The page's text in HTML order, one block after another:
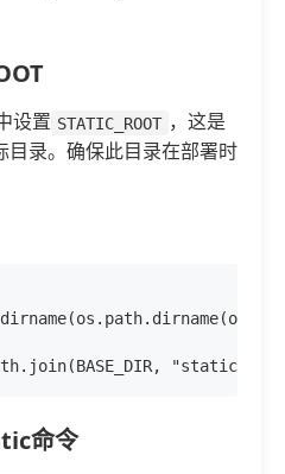
设置 STATIC_ROOT ，这是
目录。确保此目录在部署时
命令